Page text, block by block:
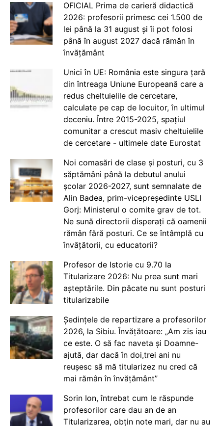
OFICIAL Prima de carieră didactică
2026: profesorii primesc cei 1.500 de
lei până la 31 august și îi pot folosi
până în august 2027 dacă rămân în
învățământ
Unici în UE: România este singura țară
din întreaga Uniune Europeană care a
redus cheltuielile de cercetare,
calculate pe cap de locuitor, în ultimul
deceniu. Între 2015-2025, spațiul
comunitar a crescut masiv cheltuielile
de cercetare - ultimele date Eurostat
Noi comasări de clase și posturi, cu 3
săptămâni până la debutul anului
școlar 2026-2027, sunt semnalate de
Alin Badea, prim-vicepreședinte USLI
Gorj: Ministerul o comite grav de tot.
Ne sună directorii disperați că oamenii
rămân fără posturi. Ce se întâmplă cu
învățătorii, cu educatorii?
Profesor de Istorie cu 9.70 la
Titularizare 2026: Nu prea sunt mari
așteptările. Din păcate nu sunt posturi
titularizabile
Ședințele de repartizare a profesorilor
2026, la Sibiu. Învățătoare: „Am zis iau
ce este. O să fac naveta și Doamne-
ajută, dar dacă în doi,trei ani nu
reușesc să mă titularizez nu cred că
mai rămân în învățământ”
Sorin Ion, întrebat cum le răspunde
profesorilor care dau an de an
Titularizarea, obțin note mari, dar nu au